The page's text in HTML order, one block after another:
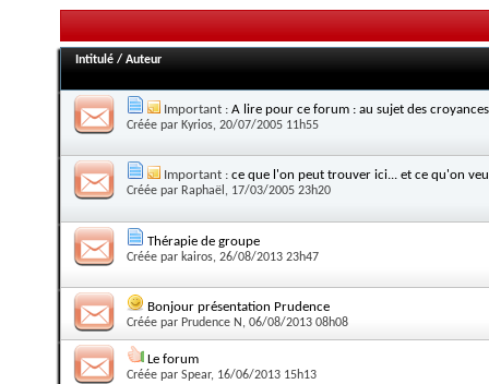
Intitulé / Auteur
Important : A lire pour ce forum : au sujet des croyances
Créée par Kyrios, 20/07/2005 11h55
Important : ce que l'on peut trouver ici... et ce qu'on
Créée par Raphaël , 17/03/2005 23h20
Thérapie de groupe
Créée par kairos, 26/08/2013 23h47
Bonjour présentation Prudence
Créée par Prudence N , 06/08/2013 08h08
Le forum
Créée par Spear, 16/06/2013 15h13